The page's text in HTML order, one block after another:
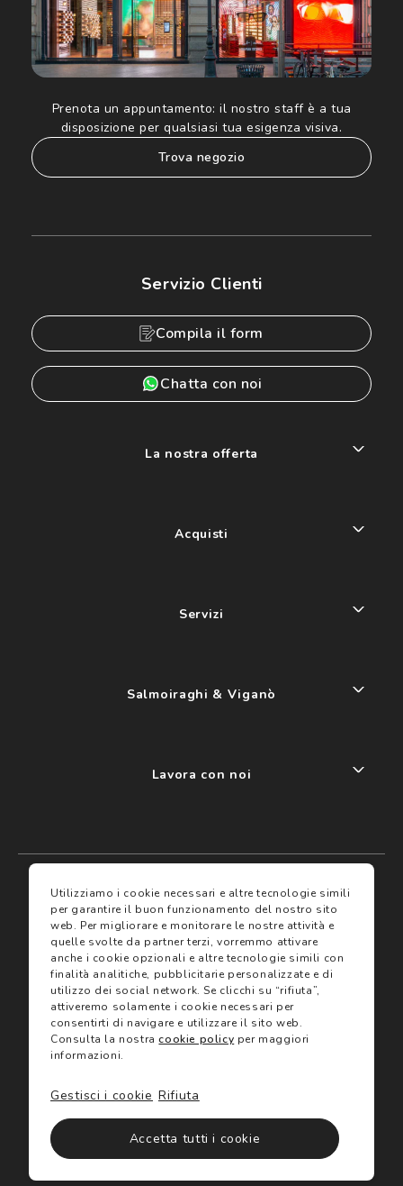
I miei preferiti
Assicurazioni
Servizi
Trova negozio
Gift Card
Prenota un appuntamento: il nostro staff è a tua
disposizione per qualsiasi tua esigenza visiva.
trova negozio
Servizio Clienti
Compila il form
Chatta con noi
La nostra offerta
Acquisti
Servizi
Salmoiraghi & Viganò
Lavora con noi
Termini e condizioni
Termini di vendita
Avvertenze e informazioni di sicurezza sui prodotti
Informativa sulla Privacy
Utilizzo dei cookie
Utilizziamo i cookie necessari e altre tecnologie simili
per garantire il buon funzionamento del nostro sito
web. Per migliorare e monitorare le nostre attività e
quelle svolte da partner terzi, vorremmo attivare
anche i cookie opzionali e altre tecnologie simili con
finalità analitiche, pubblicitarie personalizzate e di
utilizzo dei social network. Se clicchi su “rifiuta”,
attiveremo solamente i cookie necessari per
consentirti di navigare e utilizzare il sito web.
Consulta la nostracookie policy per maggiori
informazioni.
Accetta tutti i cookie
Rifiuta
Gestisci i cookie